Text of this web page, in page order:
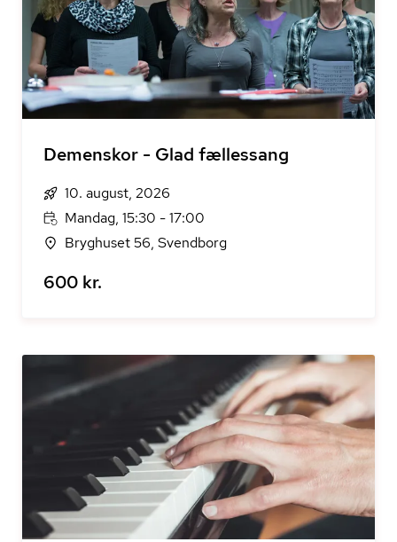
Demenskor - Glad fællessang
10. august, 2026
Mandag, 15:30 - 17:00
Bryghuset 56, Svendborg
600 kr.